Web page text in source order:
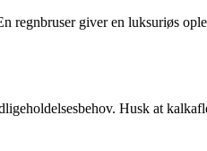
giver en luksuriøs
Husk at